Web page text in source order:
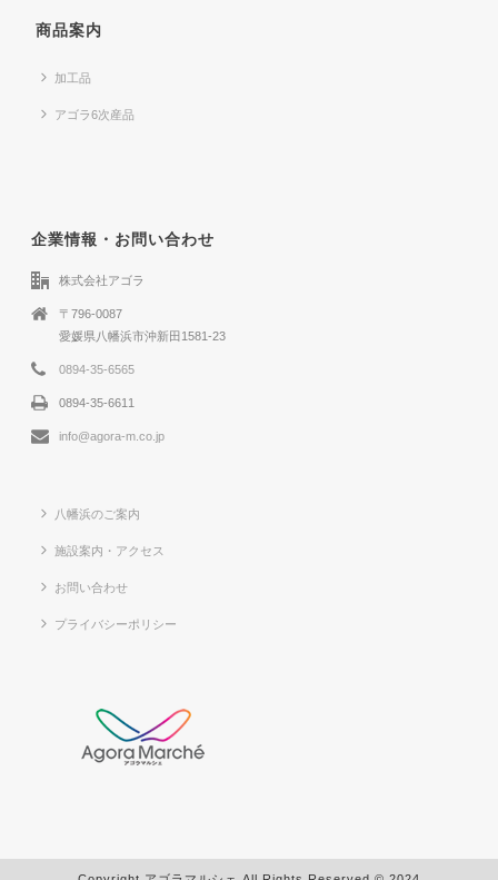
商品案内
加工品
アゴラ6次産品
企業情報・お問い合わせ
株式会社アゴラ
〒796-0087
愛媛県八幡浜市沖新田1581-23
0894-35-6565
0894-35-6611
info@agora-m.co.jp
八幡浜のご案内
施設案内・アクセス
お問い合わせ
プライバシーポリシー